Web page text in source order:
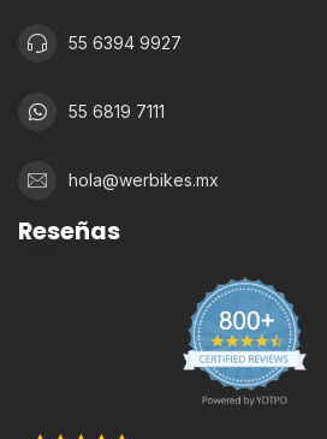
55 6394 9927
55 6819 7111
hola@werbikes.mx
Reseñas